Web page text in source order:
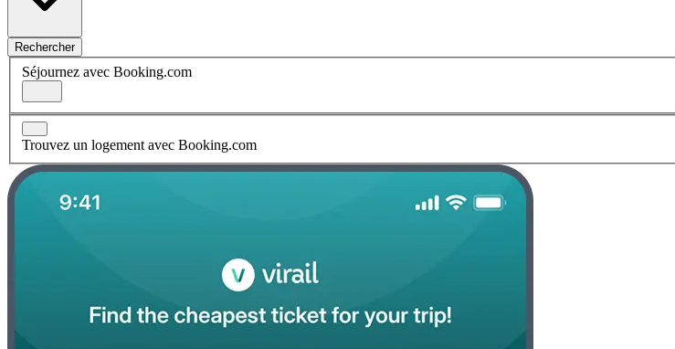
Rechercher
Séjournez avec Booking.com
Trouvez un logement avec Booking.com